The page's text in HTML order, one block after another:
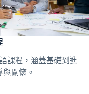
課程，涵蓋基礎到進
關懷。